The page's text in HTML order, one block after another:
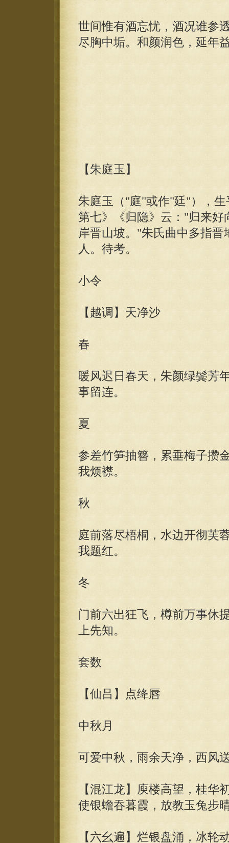
世间惟有酒忘忧，酒况谁参
尽胸中垢。和颜润色，延年
【朱庭玉】
朱庭玉（"庭"或作"廷"），
第七》《归隐》云："归来
岸晋山坡。"朱氏曲中多指
人。待考。
小令
【越调】天净沙
春
暖风迟日春天，朱颜绿鬓芳
事留连。
夏
参差竹笋抽簪，累垂梅子攒
我烦襟。
秋
庭前落尽梧桐，水边开彻芙
我题红。
冬
门前六出狂飞，樽前万事休
上先知。
套数
【仙吕】点绛唇
中秋月
可爱中秋，雨余天净，西风
【混江龙】庾楼高望，桂华
使银蟾吞暮霞，放教玉兔步
【六幺遍】烂银盘涌，冰轮